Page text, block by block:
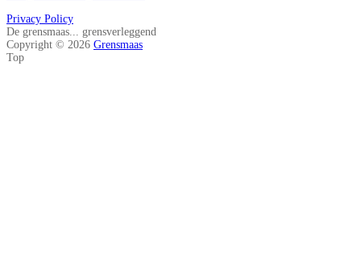
Privacy Policy
De grensmaas... grensverleggend
Copyright © 2026 Grensmaas
Top